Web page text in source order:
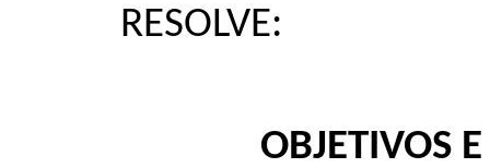
RESOLVE:
OBJETIVOS